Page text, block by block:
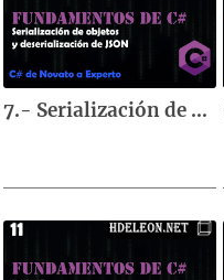
7.- Serialización de objetos y deserialización de JSON | Curso de fundamentos de C#